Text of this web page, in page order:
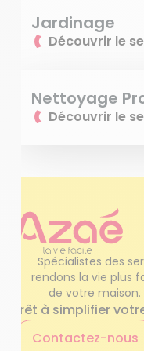
Jardinage
Découvrir le
Nettoyage
Découvrir le
Spécialistes des
rendons la vie plus
de votre maison.
Prêt à simplifier
Contactez-nous